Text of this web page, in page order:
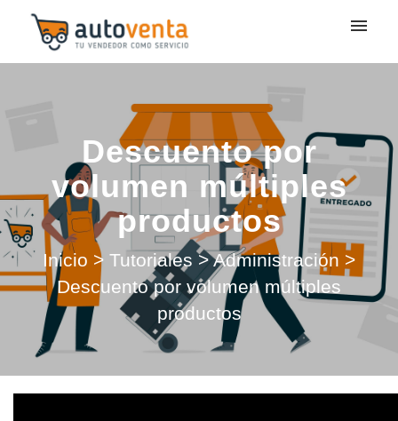
Descuento por
volumen múltiples
productos
Inicio > Tutoriales > Administración >
Descuento por volumen múltiples
productos